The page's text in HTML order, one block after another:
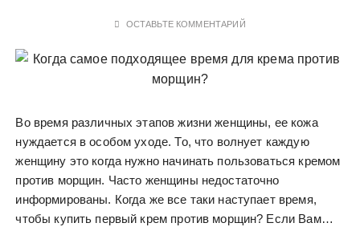
ОСТАВЬТЕ КОММЕНТАРИЙ
Во время различных этапов жизни женщины, ее кожа
нуждается в особом уходе. То, что волнует каждую
женщину это когда нужно начинать пользоваться кремом
против морщин. Часто женщины недостаточно
информированы. Когда же все таки наступает время,
чтобы купить первый крем против морщин? Если Вам…